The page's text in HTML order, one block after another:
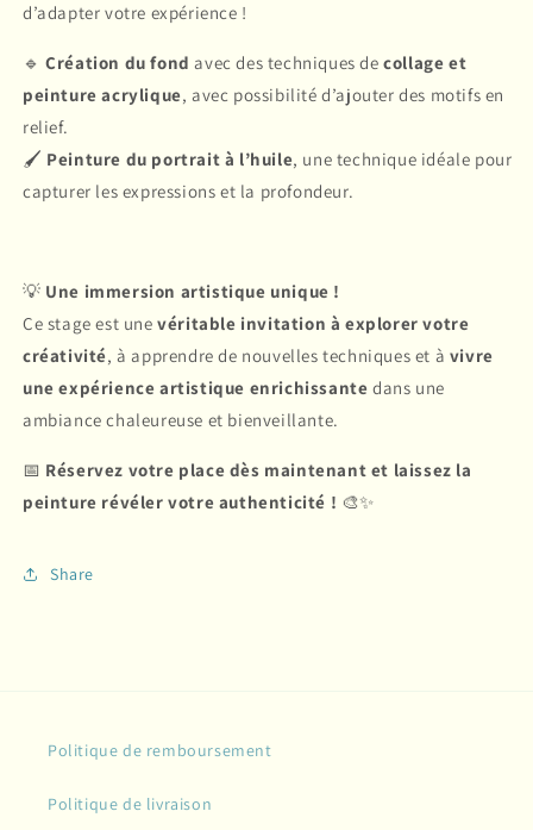
d’adapter votre expérience !
🔹Création du fond avec des techniques decollage et
peinture acrylique, avec possibilité d’ajouter des motifs en
relief.
🖌 Peinture du portrait à l’huile, une technique idéale pour
capturer les expressions et la profondeur.
💡 Une immersion artistique unique !
Ce stage est unevéritable invitation à explorer votre
créativité, à apprendre de nouvelles techniques et à vivre
une expérience artistique enrichissante dans une
ambiance chaleureuse et bienveillante.
📅 Réservez votre place dès maintenant et laissez la
peinture révéler votre authenticité ! 🎨✨
Share
Politique de remboursement
Politique de livraison